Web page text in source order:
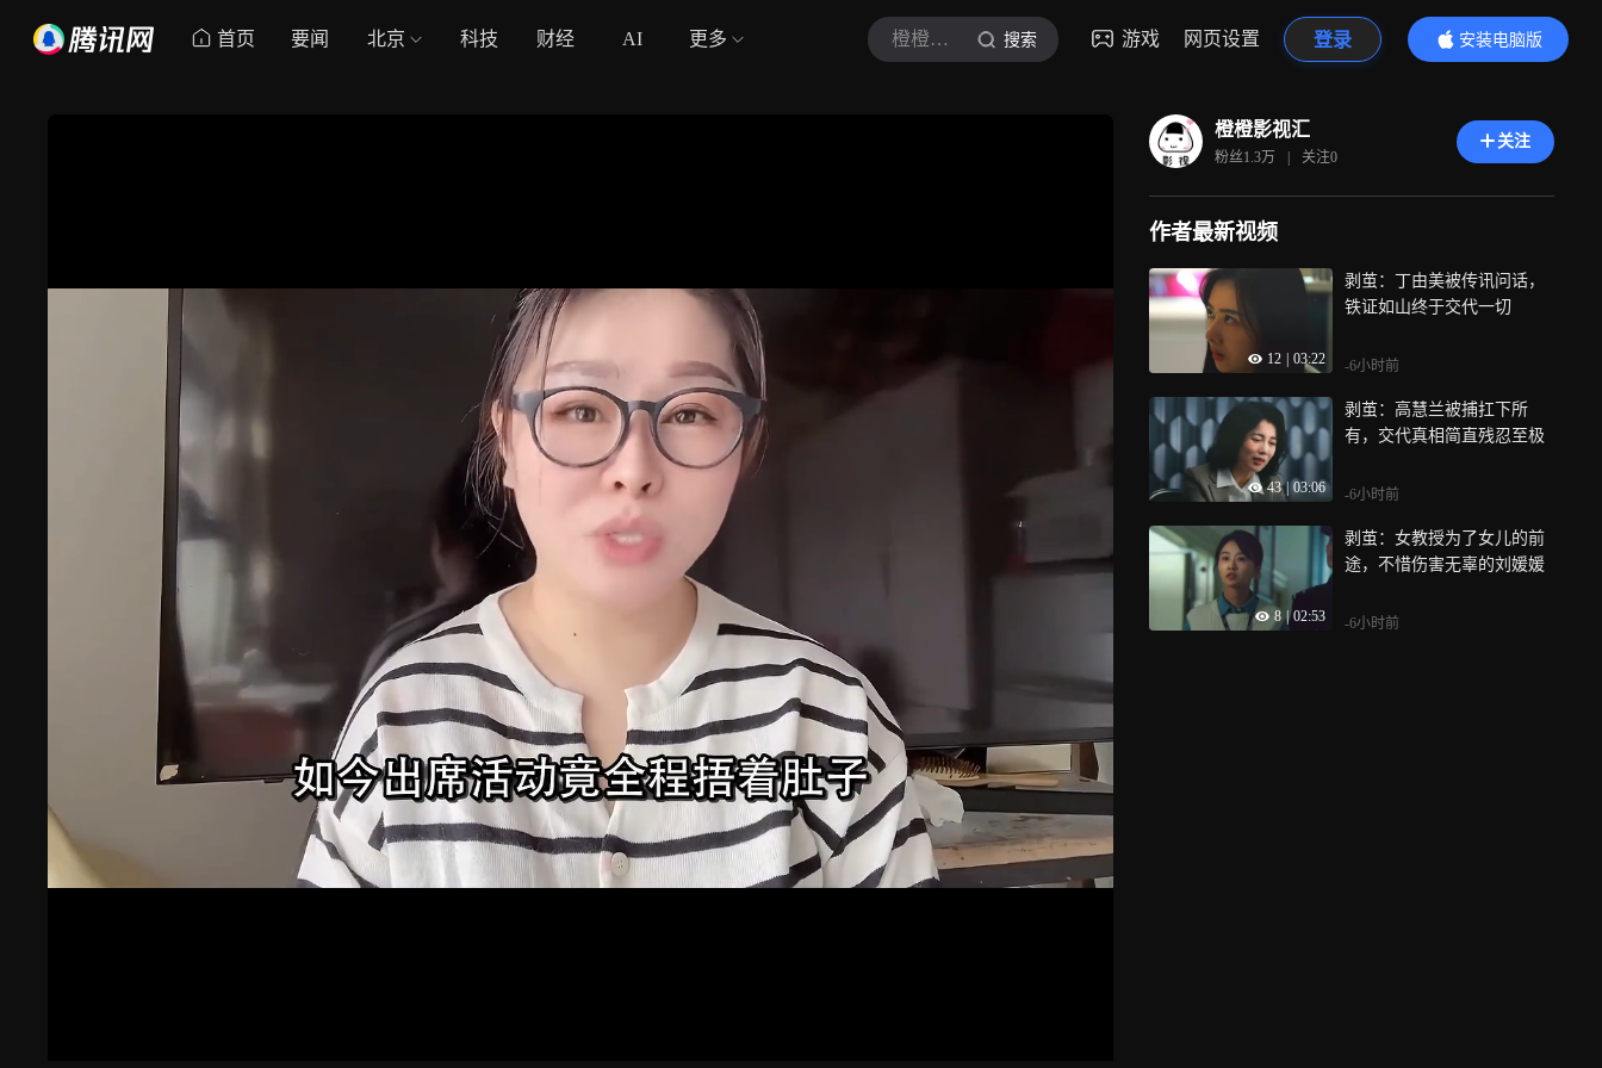
首页 要闻 北京 科技 财经 AI 更多 橙橙影视汇 搜索 游戏 网页设置 登录
安装电脑版
内容更精彩
橙橙影视汇
粉丝1.3万 | 关注0
关注
作者最新视频
12 03:22
剥茧：丁由美被传讯问话，
铁证如山终于交代一切
-6小时前
43 03:06
剥茧：高慧兰被捕扛下所
有，交代真相简直残忍至极
-6小时前
8 02:53
剥茧：女教授为了女儿的前
途，不惜伤害无辜的刘媛媛
-6小时前